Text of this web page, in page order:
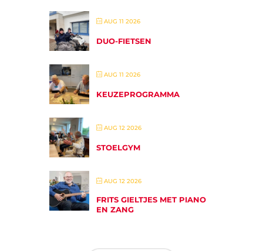
AUG 11 2026
DUO-FIETSEN
AUG 11 2026
KEUZEPROGRAMMA
AUG 12 2026
STOELGYM
AUG 12 2026
FRITS GIELTJES MET PIANO
EN ZANG